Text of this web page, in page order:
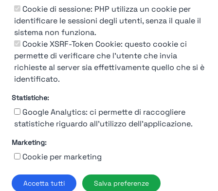
Cookie di sessione: PHP utilizza un cookie per
identificare le sessioni degli utenti, senza il quale il
sistema non funziona.
Cookie XSRF-Token Cookie: questo cookie ci
permette di verificare che l'utente che invia
richieste al server sia effettivamente quello che si è
identificato.
Statistiche:
Google Analytics: ci permette di raccogliere
statistiche riguardo all'utilizzo dell'applicazione.
Marketing:
Cookie per marketing
Accetta tutti Salva preferenze
You're Not logged in
LoginorIscrivitiper vedere
Termini e Condizioni
© 2019-2026 Stupendio. Tutti i diritti riservati | Smarteris S.r.l. P.IVA
02659750992 | Capitale Sociale € 2.550 i.v.